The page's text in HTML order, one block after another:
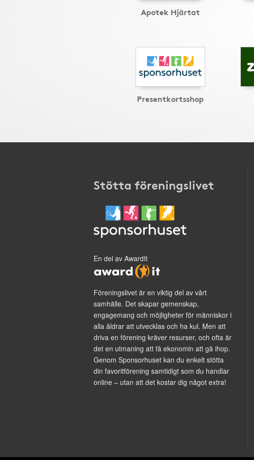
Apotek Hjärtat
Presentkortsshop
Stötta föreningslivet
En del av AwardIt
Föreningslivet är en viktig del av vårt
samhälle. Det skapar gemenskap,
engagemang och möjligheter för människor i
alla åldrar att utvecklas och ha kul. Men att
driva en förening kräver resurser, och ofta är
det en utmaning att få ekonomin att gå ihop.
Genom Sponsorhuset kan du enkelt stötta
din favoritförening samtidigt som du handlar
online – utan att det kostar dig något extra!